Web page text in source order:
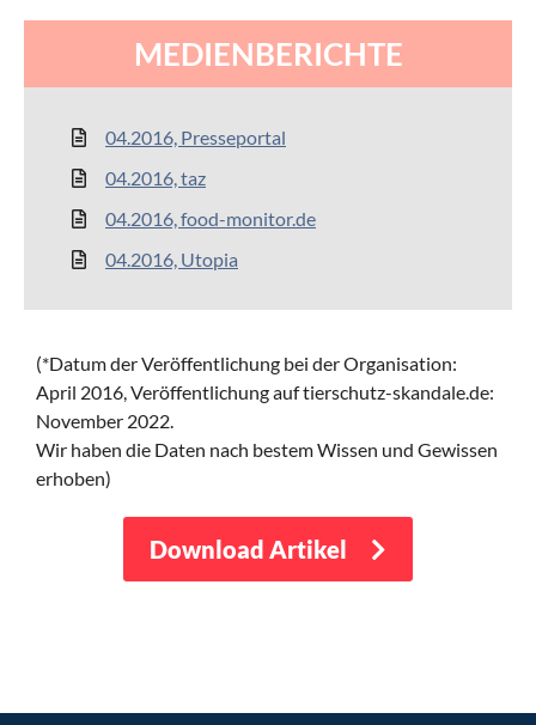
MEDIENBERICHTE
04.2016, Presseportal
04.2016, taz
04.2016,food-monitor.de
04.2016, Utopia
(*Datum der Veröffentlichung bei der Organisation:
April 2016,Veröffentlichung auf tierschutz-skandale.de:
November 2022.
Wir haben die Daten nach bestem Wissen und Gewissen
erhoben)
Download Artikel